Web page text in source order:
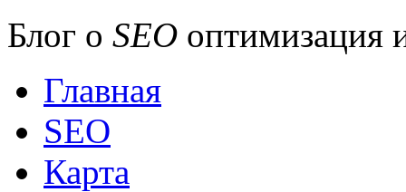
Блог о SEO оптимизация
Главная
SEO
Карта